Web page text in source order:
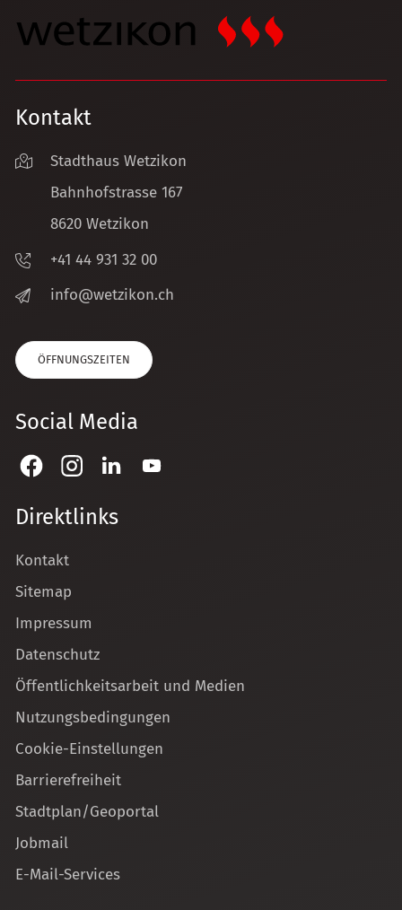
Kontakt
Stadthaus Wetzikon
Bahnhofstrasse 167
8620 Wetzikon
+41 44 931 32 00
nf
w tz k n ch
ÖFFNUNGSZEITEN
Social Media
Direktlinks
Kontakt
Sitemap
Impressum
Datenschutz
Öffentlichkeitsarbeit und Medien
Nutzungsbedingungen
Cookie-Einstellungen
Barrierefreiheit
Stadtplan/Geoportal
Jobmail
E-Mail-Services